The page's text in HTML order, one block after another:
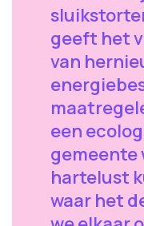
geeft het
van
een
gemeente
hartelust
waar het